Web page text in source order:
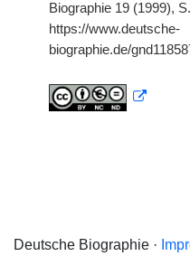
Biographie 19 (1999),
https://www.deutsche-
biographie.de/
Deutsche Biographie ·